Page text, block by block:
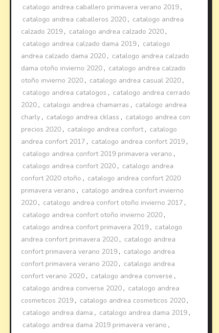
catalogo andrea caballero primavera verano 2019 ,
catalogo andrea caballeros 2020 , catalogo andrea
calzado 2019 , catalogo andrea calzado 2020 ,
catalogo andrea calzado dama 2019 , catalogo
andrea calzado dama 2020 , catalogo andrea calzado
dama otoño invierno 2020 , catalogo andrea calzado
otoño invierno 2020 , catalogo andrea casual 2020 ,
catalogo andrea catalogos , catalogo andrea cerrado
2020 , catalogo andrea chamarras , catalogo andrea
charly , catalogo andrea cklass , catalogo andrea con
precios 2020 , catalogo andrea confort, catalogo
andrea confort 2017 , catalogo andrea confort 2019 ,
catalogo andrea confort 2019 primavera verano ,
catalogo andrea confort 2020 , catalogo andrea
confort 2020 otoño , catalogo andrea confort 2020
primavera verano , catalogo andrea confort invierno
2020 , catalogo andrea confort otoño invierno 2017 ,
catalogo andrea confort otoño invierno 2020 ,
catalogo andrea confort primavera 2019 , catalogo
andrea confort primavera 2020 , catalogo andrea
confort primavera verano 2019 , catalogo andrea
confort primavera verano 2020 , catalogo andrea
confort verano 2020 , catalogo andrea converse ,
catalogo andrea converse 2020 , catalogo andrea
cosmeticos 2019 , catalogo andrea cosmeticos 2020 ,
catalogo andrea dama , catalogo andrea dama 2019 ,
catalogo andrea dama 2019 primavera verano ,